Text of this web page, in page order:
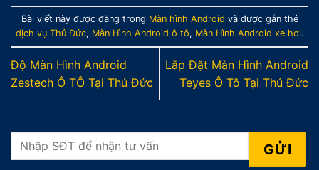
Bài viết này được đăng trong Màn hình Android và được gắn thẻ
dịch vụ Thủ Đức, Màn Hình Android ô tô, Màn Hình Android xe hơi.
Độ Màn Hình Android
Zestech Ô TÔ Tại Thủ Đức
Lắp Đặt Màn Hình Android
Teyes Ô Tô Tại Thủ Đức